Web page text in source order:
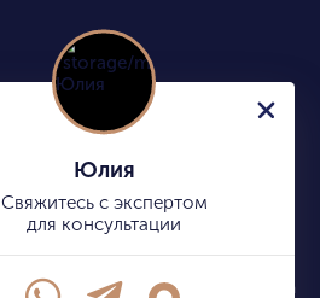
Карта сайта info@kupitekvartiru.com
Юлия
Свяжитесь с экспертом
для консультации